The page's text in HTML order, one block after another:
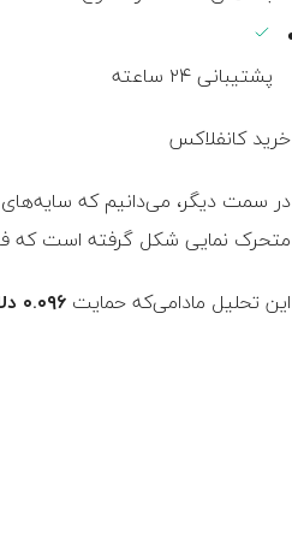
پشتیبانی ۲۴ ساعته
خرید کانفلاکس
در سمت دیگر، می‌دانیم که سایه‌های
متحرک نمایی شکل گرفته است که
این تحلیل مادامی‌که حمایت ۰.۰۹۶ دلاری